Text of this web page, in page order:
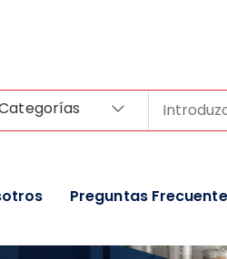
Preguntas